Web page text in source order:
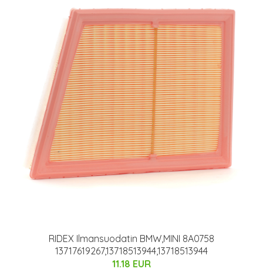
RIDEX Ilmansuodatin BMW,MINI 8A0758
13717619267,13718513944,13718513944
11.18 EUR